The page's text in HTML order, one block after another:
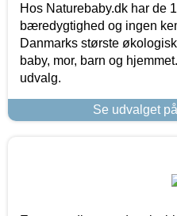
Hos Naturebaby.dk har de
bæredygtighed og ingen
Danmarks største
baby, mor, barn og
udvalg.
Se udvalget